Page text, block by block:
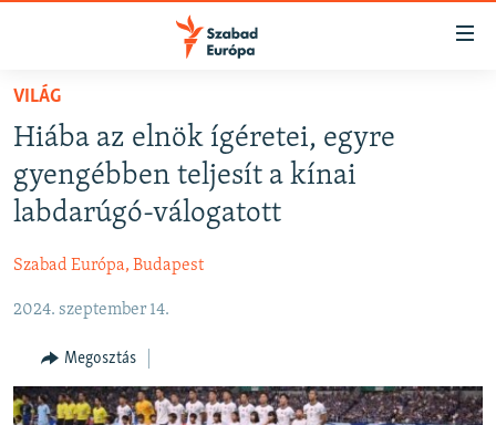
Akadálymentes
Ugrás
fő
oldalra
Ugrás
tartalomjegyzékre
NAPIRENDEN
AKTUÁLIS
PODCASTOK
ELEMZŐ
NER15
SZABADON
TÁRSADALOM
VILÁG
Hiába az elnök ígéretei, egyre
gyengébben teljesít a kínai
labdarúgó-válogatott
Szabad Európa, Budapest
2024. szeptember 14.
Megosztás
FELIRATKOZÁS
Spotify